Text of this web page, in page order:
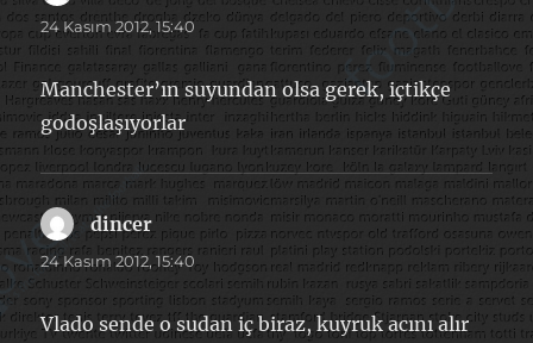
ki:
24 Kasım 2012, 15:40
Manchester’ın suyundan olsa gerek, içtikçe
godoşlaşıyorlar
dincerdedi
ki:
24 Kasım 2012, 15:40
Vlado sende o sudan iç biraz, kuyruk acını alır